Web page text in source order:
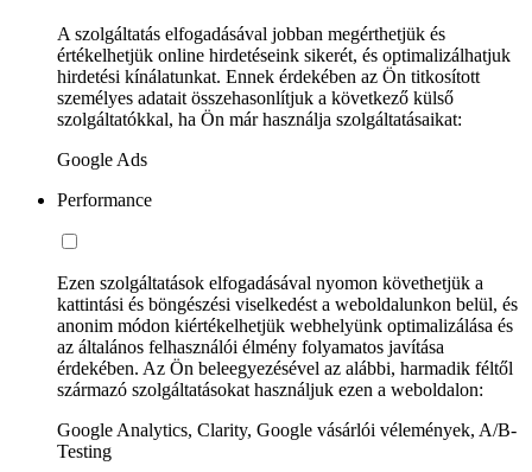
A szolgáltatás elfogadásával jobban megérthetjük és
értékelhetjük online hirdetéseink sikerét, és optimalizálhatjuk
hirdetési kínálatunkat. Ennek érdekében az Ön titkosított
személyes adatait összehasonlítjuk a következő külső
szolgáltatókkal, ha Ön már használja szolgáltatásaikat:
Google Ads
Performance
Ezen szolgáltatások elfogadásával nyomon követhetjük a
kattintási és böngészési viselkedést a weboldalunkon belül, és
anonim módon kiértékelhetjük webhelyünk optimalizálása és
az általános felhasználói élmény folyamatos javítása
érdekében. Az Ön beleegyezésével az alábbi, harmadik féltől
származó szolgáltatásokat használjuk ezen a weboldalon:
Google Analytics, Clarity, Google vásárlói vélemények, A/B-
Testing